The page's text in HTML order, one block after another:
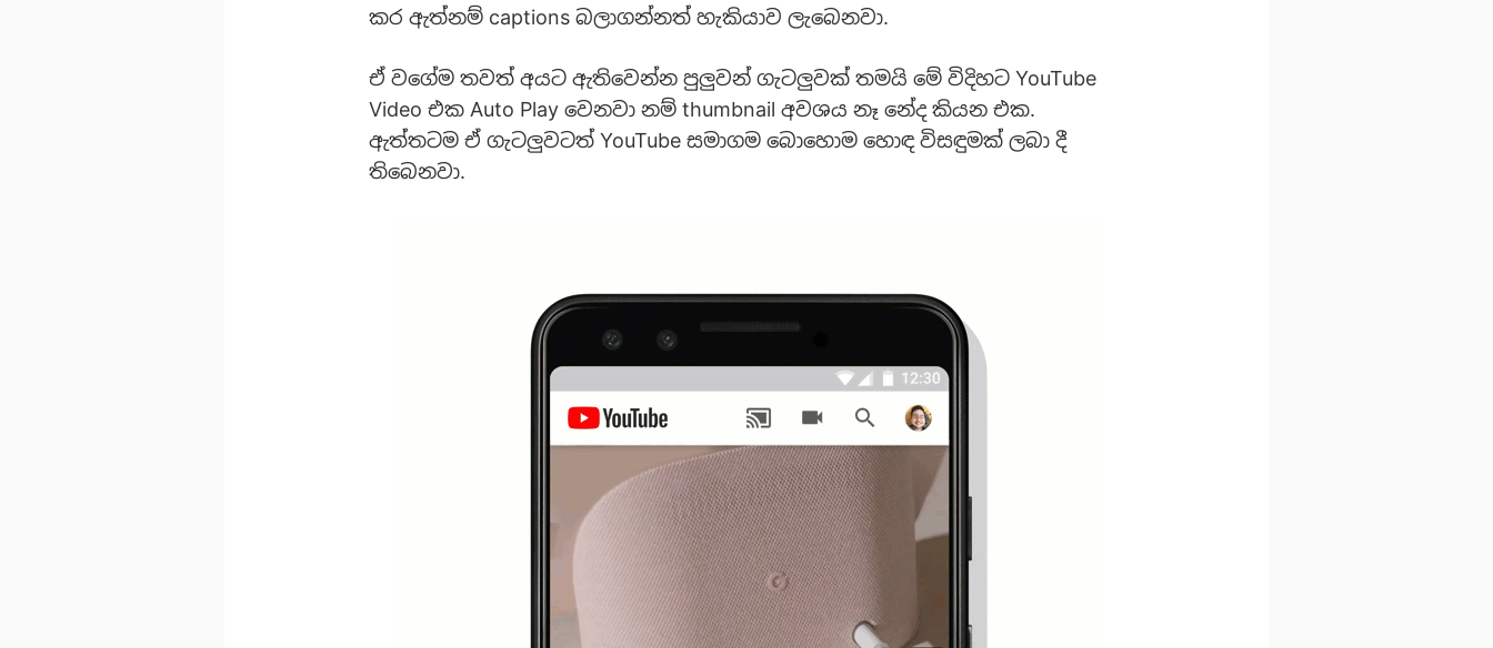
කර ඇත්නම් captions බලාගන්නත් හැකියාව ලැබෙනවා.
ඒ වගේම තවත් අයට ඇතිවෙන්න පුලුවන් ගැටලුවක් තමයි මේ විදිහට YouTube
Video එක Auto Play වෙනවා නම් thumbnail අවශය නෑ නේද කියන එක.
ඇත්තටම ඒ ගැටලුවටත් YouTube සමාගම බොහොම හොඳ විසඳුමක් ලබා දී
තිබෙනවා.